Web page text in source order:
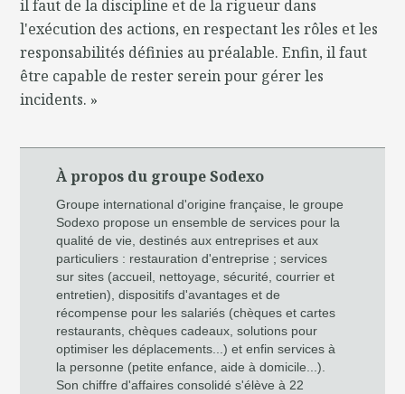
il faut de la discipline et de la rigueur dans
l'exécution des actions, en respectant les rôles et les
responsabilités définies au préalable. Enfin, il faut
être capable de rester serein pour gérer les
incidents. »
À propos du groupe Sodexo
Groupe international d'origine française, le groupe
Sodexo propose un ensemble de services pour la
qualité de vie, destinés aux entreprises et aux
particuliers : restauration d'entreprise ; services
sur sites (accueil, nettoyage, sécurité, courrier et
entretien), dispositifs d'avantages et de
récompense pour les salariés (chèques et cartes
restaurants, chèques cadeaux, solutions pour
optimiser les déplacements...) et enfin services à
la personne (petite enfance, aide à domicile...).
Son chiffre d'affaires consolidé s'élève à 22